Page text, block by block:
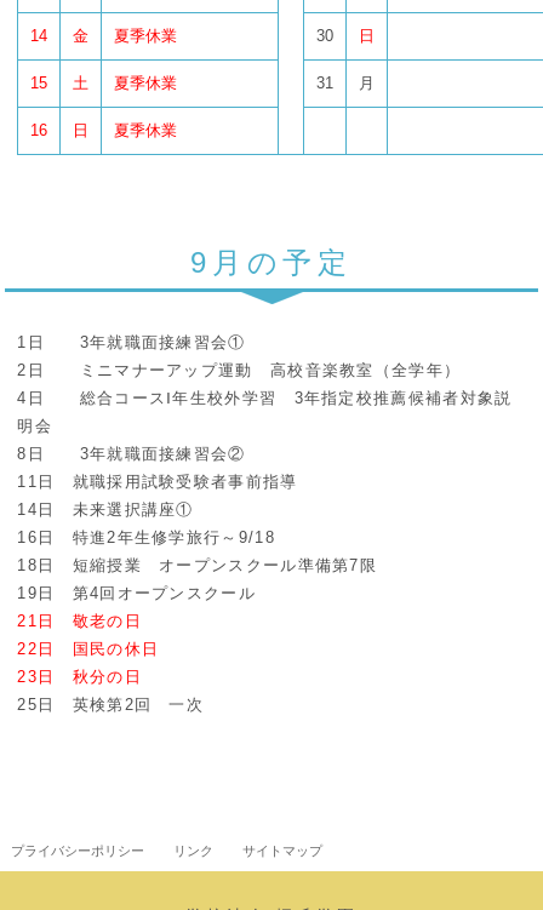
14 金 夏季休業 30 日
15 土 夏季休業 31 月
16 日 夏季休業
9月の予定
1日 3年就職面接練習会①
2日 ミニマナーアップ運動 高校音楽教室（全学年）
4日 総合コースⅠ年生校外学習 3年指定校推薦候補者対象説
明会
8日 3年就職面接練習会②
11日 就職採用試験受験者事前指導
14日 未来選択講座①
16日 特進2年生修学旅行～9/18
18日 短縮授業 オープンスクール準備第7限
19日 第4回オープンスクール
21日 敬老の日
22日 国民の休日
23日 秋分の日
25日 英検第2回 一次
プライバシーポリシー リンク サイトマップ